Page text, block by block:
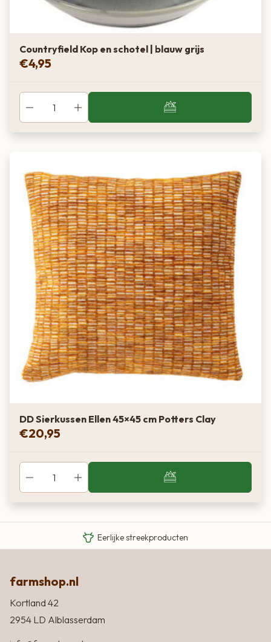
Countryfield Kop en schotel | blauw grijs
€4,95
DD Sierkussen Ellen 45×45 cm Potters Clay
€20,95
Eigen Limousin runderen
Eerlijke streekproducten
farmshop.nl
Kortland 42
2954 LD Alblasserdam